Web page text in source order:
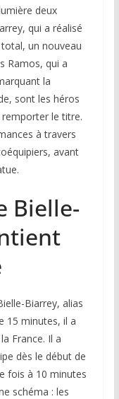
deux
qui a réalisé
un nouveau
Ramos, qui a
la
sont les héros
le titre.
à travers
avant
Bielle-
Biarrey, alias
15 minutes, il a
France. Il a
dès le début de
fois à 10 minutes
schéma : les